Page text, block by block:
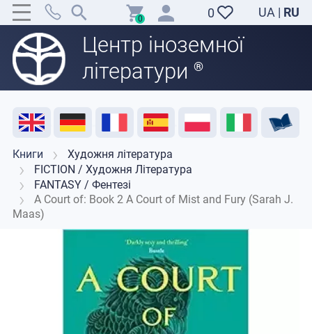
0 UA | RU
Центр іноземної
літератури ®
0
Акція Розпродаж Відгуки Підтримка викладачів
Книги
Художня література
FICTION / Художня Література
FANTASY / Фентезі
A Court of: Book 2 A Court of Mist and Fury (Sarah J.
Maas)